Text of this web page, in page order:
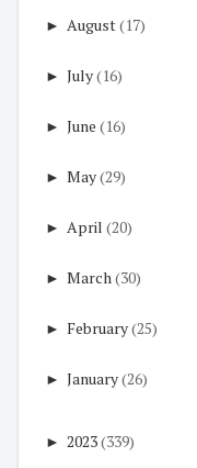
► August(17)
► July(16)
► June (16)
► May(29)
► April (20)
► March(30)
► February(25)
► January(26)
► 2023(339)